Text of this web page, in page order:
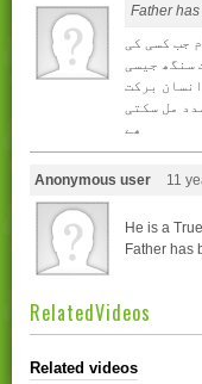
Father
جب کسی کی
سنگھ جيسی
برکت
مل سکتی
ھے
Anonymous user 11
He is a
Father has
RelatedVideos
Related videos